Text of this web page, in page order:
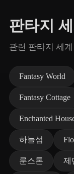
판타지
관련 판타지 세
Fantasy World
Fantasy Cottage
Enchanted
하늘섬
룬스톤 제